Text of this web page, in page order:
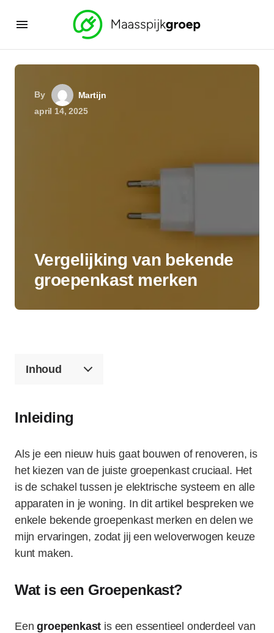
By
Martijn
april 14, 2025
Vergelijking van bekende
groepenkast merken
Inhoud
Inleiding
Als je een nieuw huis gaat bouwen of renoveren, is
het kiezen van de juiste groepenkast cruciaal. Het
is de schakel tussen je elektrische systeem en alle
apparaten in je woning. In dit artikel bespreken we
enkele bekende groepenkast merken en delen we
mijn ervaringen, zodat jij een weloverwogen keuze
kunt maken.
Wat is een Groepenkast?
Eengroepenkast is een essentieel onderdeel van